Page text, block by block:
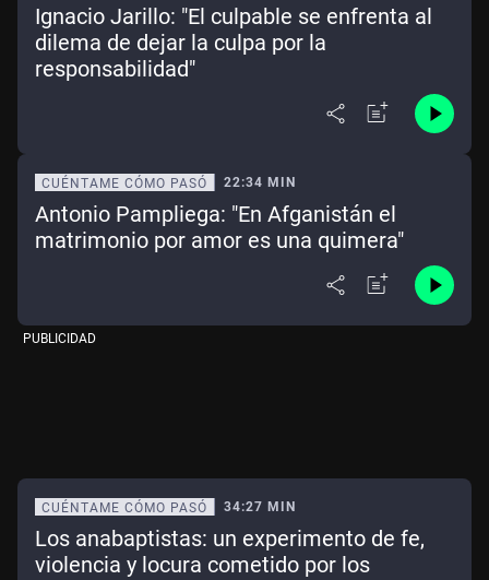
Ene Feb Mar Abr
May Jun Jul
Borrar Mes actual
Ignacio Jarillo: "El culpable se enfrenta al
dilema de dejar la culpa por la
responsabilidad"
CUÉNTAME CÓMO PASÓ 22:34 MIN
Antonio Pampliega: "En Afganistán el
matrimonio por amor es una quimera"
PUBLICIDAD
CUÉNTAME CÓMO PASÓ 34:27 MIN
Los anabaptistas: un experimento de fe,
violencia y locura cometido por los